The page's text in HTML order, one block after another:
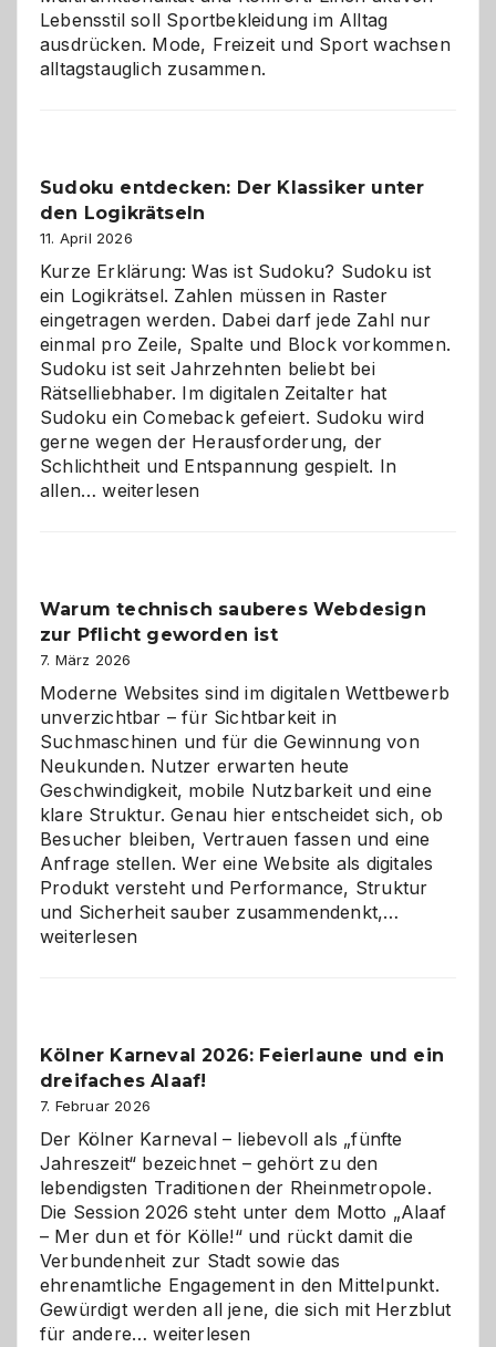
Lebensstil soll Sportbekleidung im Alltag
ausdrücken. Mode, Freizeit und Sport wachsen
alltagstauglich zusammen.
Sudoku entdecken: Der Klassiker unter
den Logikrätseln
11. April 2026
Kurze Erklärung: Was ist Sudoku? Sudoku ist
ein Logikrätsel. Zahlen müssen in Raster
eingetragen werden. Dabei darf jede Zahl nur
einmal pro Zeile, Spalte und Block vorkommen.
Sudoku ist seit Jahrzehnten beliebt bei
Rätselliebhaber. Im digitalen Zeitalter hat
Sudoku ein Comeback gefeiert. Sudoku wird
gerne wegen der Herausforderung, der
Schlichtheit und Entspannung gespielt. In
allen…Sudoku
den
Logikrätseln
weiterlesen
Warum technisch sauberes Webdesign
zur Pflicht geworden ist
7. März 2026
Moderne Websites sind im digitalen Wettbewerb
unverzichtbar – für Sichtbarkeit in
Suchmaschinen und für die Gewinnung von
Neukunden. Nutzer erwarten heute
Geschwindigkeit, mobile Nutzbarkeit und eine
klare Struktur. Genau hier entscheidet sich, ob
Besucher bleiben, Vertrauen fassen und eine
Anfrage stellen. Wer eine Website als digitales
Produkt versteht und Performance, Struktur
und Sicherheit sauber zusammendenkt,…
geworden
weiterlesen
Kölner Karneval 2026: Feierlaune und ein
dreifaches Alaaf!
7. Februar 2026
Der Kölner Karneval – liebevoll als „fünfte
Jahreszeit“ bezeichnet – gehört zu den
lebendigsten Traditionen der Rheinmetropole.
Die Session 2026 steht unter dem Motto „Alaaf
– Mer dun et för Kölle!“ und rückt damit die
Verbundenheit zur Stadt sowie das
ehrenamtliche Engagement in den Mittelpunkt.
Gewürdigt werden all jene, die sich mit Herzblut
für andere…Kölner
weiterlesen